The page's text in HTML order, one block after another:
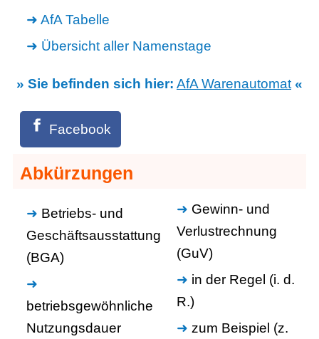
AfA Tabelle
Übersicht aller Namenstage
» Sie befinden sich hier: AfA Warenautomat «
Facebook
Abkürzungen
Betriebs- und
Geschäftsausstattung
(BGA)
betriebsgewöhnliche
Nutzungsdauer
Gewinn- und
Verlustrechnung
(GuV)
in der Regel (i. d.
R.)
zum Beispiel (z.